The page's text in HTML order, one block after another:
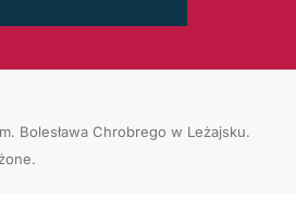
Bolesława Chrobrego w Leżajsku.